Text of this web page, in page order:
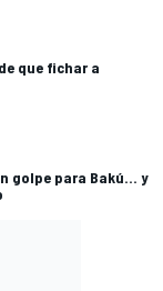
que fichar a
golpe para Bakú... y